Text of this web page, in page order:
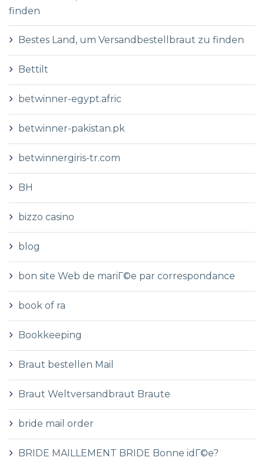
finden
Bestes Land, um Versandbestellbraut zu finden
Bettilt
betwinner-egypt.afric
betwinner-pakistan.pk
betwinnergiris-tr.com
BH
bizzo casino
blog
bon site Web de mariГ©e par correspondance
book of ra
Bookkeeping
Braut bestellen Mail
Braut Weltversandbraut Braute
bride mail order
BRIDE MAILLEMENT BRIDE Bonne idГ©e?